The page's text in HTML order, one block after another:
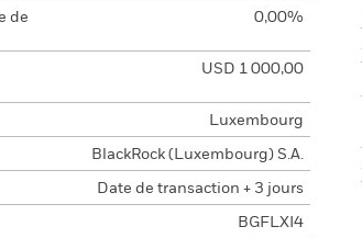
de
0,00%
USD 1 000,00
Luxembourg
BlackRock (Luxembourg) S.A.
Date de transaction + 3 jours
BGFLXI4